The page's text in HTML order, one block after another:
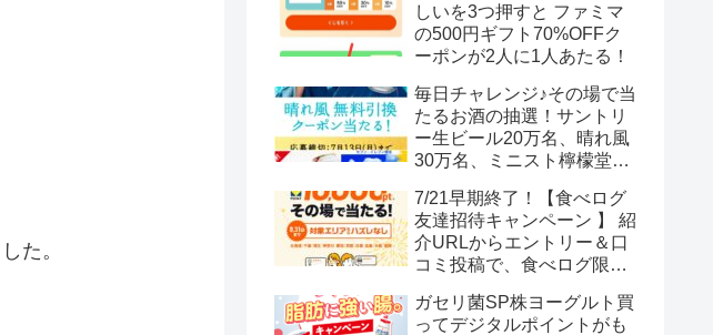
た。
しいを3つ押すと ファミマ
の500円ギフト70%OFFク
ーポンが2人に1人あたる！
毎日チャレンジ♪その場で当
たるお酒の抽選！サントリ
ー生ビール20万名、晴れ風
30万名、ミニスト檸檬堂2
ボール12.3万名
7/21早期終了！【食べログ
友達招待キャンペーン 】 紹
介URLからエントリー＆口
コミ投稿で、食べログ限定
トがもらえる
ガセリ菌SP株ヨーグルト買
ってデジタルポイントがも